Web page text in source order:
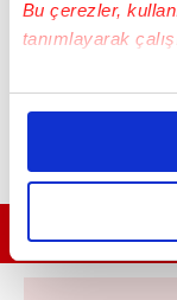
Bu çerezler,
tanımlayarak
Bu çerezlere izin
daha iyi reklam
amacımızın
olduğunu ve
elimizden gelen
reklamların